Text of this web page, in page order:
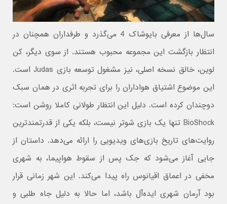
سال‌ها از معرفی بایوشاک 4 می‌گذرد و طرفداران همچنان در
انتظار بازگشت این مجموعه محبوب هستند. از سوی دیگر، کن
لوین، خالق نسخه اصلی، نیز مشغول توسعه بازی Judas است.
این موضوع اشتیاق هواداران را برای تجربه اثری در همان سبک
دوچندان کرده است. دلیل این انتظار طولانی کاملا روشن است:
BioShock تنها یک بازی شوتر نیست، بلکه یکی از قدرتمندترین
روایت‌های تاریخ بازی‌های ویدیویی را ارائه می‌دهد. داستان از
جایی آغاز می‌شود که جک پس از سقوط هواپیما، به شهری
مخفی در اعماق اقیانوس راه پیدا می‌کند. این شهر زمانی قرار
بود آرمان‌ شهری ایده‌آل باشد، اما حالا به‌ دلیل جاه‌ طلبی و